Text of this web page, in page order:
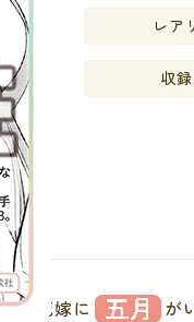
レア
収
か花嫁に
が